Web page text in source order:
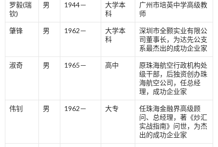
罗毅(瑞
钦)
男 1944－
大学本
科
广州市培英中学高级教
师
肇锋 男 1962－
大学本
科
深圳市全颢实业有限公
司董事长，为达先公支
系最杰出的成功企业家
淑奇 男 1965－ 高中
原珠海航空行政机构处
级干部，后独资创办珠
海航空公司，任总经
理，成功企业家
伟钊 男 1962－ 大专
任珠海金融界高级顾
问、总经理，著《炒汇
实战指南》问世，为杰
出的成功企业家